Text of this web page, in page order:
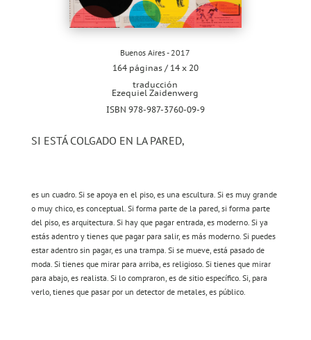
Buenos Aires - 2017
164 páginas / 14 x 20
traducción
Ezequiel Zaidenwerg
ISBN 978-987-3760-09-9
SI ESTÁ COLGADO EN LA PARED,
es un cuadro. Si se apoya en el piso, es una escultura. Si es muy grande
o muy chico, es conceptual. Si forma parte de la pared, si forma parte
del piso, es arquitectura. Si hay que pagar entrada, es moderno. Si ya
estás adentro y tienes que pagar para salir, es más moderno. Si puedes
estar adentro sin pagar, es una trampa. Si se mueve, está pasado de
moda. Si tienes que mirar para arriba, es religioso. Si tienes que mirar
para abajo, es realista. Si lo compraron, es de sitio específico. Si, para
verlo, tienes que pasar por un detector de metales, es público.